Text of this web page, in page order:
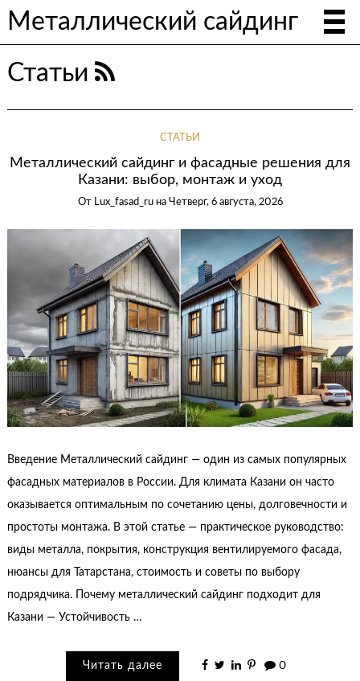
Металлический сайдинг
Статьи
СТАТЬИ
Металлический сайдинг и фасадные решения для
Казани: выбор, монтаж и уход
От Lux_fasad_ru на Четверг, 6 августа, 2026
Введение Металлический сайдинг — один из самых популярных
фасадных материалов в России. Для климата Казани он часто
оказывается оптимальным по сочетанию цены, долговечности и
простоты монтажа. В этой статье — практическое руководство:
виды металла, покрытия, конструкция вентилируемого фасада,
нюансы для Татарстана, стоимость и советы по выбору
подрядчика. Почему металлический сайдинг подходит для
Казани — Устойчивость …
Читать далее 0